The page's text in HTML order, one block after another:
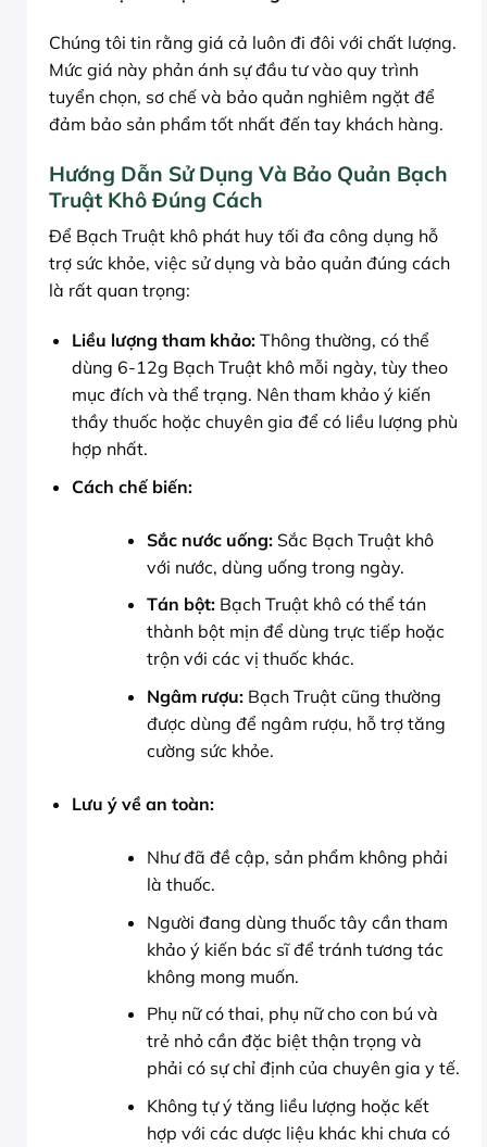
Chúng tôi tin rằng giá cả luôn đi đôi với chất lượng.
Mức giá này phản ánh sự đầu tư vào quy trình
tuyển chọn, sơ chế và bảo quản nghiêm ngặt để
đảm bảo sản phẩm tốt nhất đến tay khách hàng.
Hướng Dẫn Sử Dụng Và Bảo Quản Bạch
Truật Khô Đúng Cách
Để Bạch Truật khô phát huy tối đa công dụng hỗ
trợ sức khỏe, việc sử dụng và bảo quản đúng cách
là rất quan trọng:
Liều lượng tham khảo:Thông thường, có thể
dùng 6-12g Bạch Truật khô mỗi ngày, tùy theo
mục đích và thể trạng. Nên tham khảo ý kiến
thầy thuốc hoặc chuyên gia để có liều lượng phù
hợp nhất.
Cách chế biến:
Sắc nước uống:Sắc Bạch Truật khô
với nước, dùng uống trong ngày.
Tán bột:Bạch Truật khô có thể tán
thành bột mịn để dùng trực tiếp hoặc
trộn với các vị thuốc khác.
Ngâm rượu:Bạch Truật cũng thường
được dùng để ngâm rượu, hỗ trợ tăng
cường sức khỏe.
Lưu ý về an toàn:
Như đã đề cập, sản phẩm không phải
là thuốc.
Người đang dùng thuốc tây cần tham
khảo ý kiến bác sĩ để tránh tương tác
không mong muốn.
Phụ nữ có thai, phụ nữ cho con bú và
trẻ nhỏ cần đặc biệt thận trọng và
phải có sự chỉ định của chuyên gia y tế.
Không tự ý tăng liều lượng hoặc kết
hợp với các dược liệu khác khi chưa có